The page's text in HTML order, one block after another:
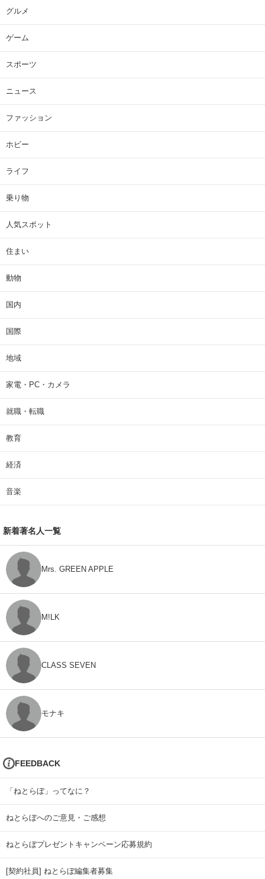
グルメ
ゲーム
スポーツ
ニュース
ファッション
ホビー
ライフ
乗り物
人気スポット
住まい
動物
国内
国際
地域
家電・PC・カメラ
就職・転職
教育
経済
音楽
新着著名人一覧
Mrs. GREEN APPLE
M!LK
CLASS SEVEN
モナキ
FEEDBACK
「ねとらぼ」ってなに？
ねとらぼへのご意見・ご感想
ねとらぼプレゼントキャンペーン応募規約
[契約社員] ねとらぼ編集者募集